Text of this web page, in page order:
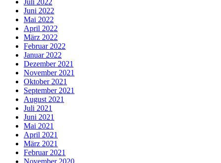
Juni 2022
Mai 2022
April 2022
März 2022
Februar 2022
Januar 2022
Dezember 2021
November 2021
Oktober 2021
September 2021
August 2021
Juli 2021
Juni 2021
Mai 2021
April 2021
März 2021
Februar 2021
November 2020